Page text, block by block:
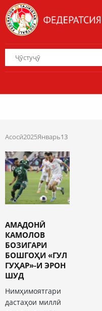
Асосӣ2025Январь13
АМАДОНӢ
КАМОЛОВ
БОЗИГАРИ
БОШГОҲИ «ГУЛ
ГУҲАР»-И ЭРОН
ШУД
Нимҳимоятгари
дастаҳои миллӣ